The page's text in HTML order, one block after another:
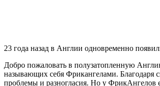
23 года назад в Англии одновременно
Добро пожаловать в полузатопленную
называющих себя Фрикангелами. Благодаря
проблемы и разногласия. Но у ФрикАнгелов